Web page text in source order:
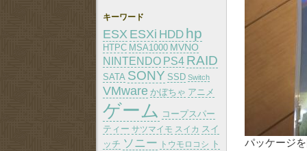
パッケージ
キーワード
ESX ESXi HDD hp
HTPC MSA1000 MVNO
NINTENDO PS4 RAID
SATA SONY SSD Switch
VMware かぼちゃ アニメ
ゲーム コープスパー
ティー サツマイモ スイカ スイ
ッチ ソニー トウモロコシ
ト